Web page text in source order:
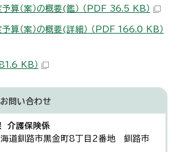
（案）の概要(鑑） （PDF 36.5 KB）
（案）の概要(詳細） （PDF 166.0 KB）
KB）
お問い合わせ
介護保険係
釧路市黒金町8丁目2番地 釧路市